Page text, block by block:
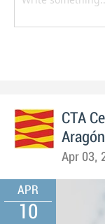
CTA
Aragón
Apr 03,
APR
10